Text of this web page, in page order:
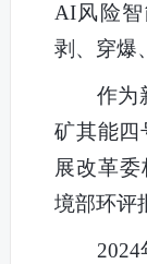
AI风险
剥、穿爆
作为新
矿其能四
展改革
境部环评
2024年